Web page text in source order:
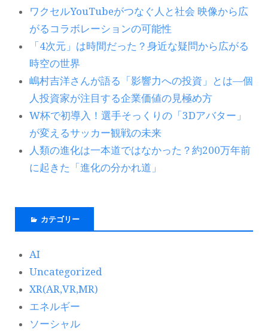
ワクセルYouTubeがつなぐ人と社会 映像から広
がるコラボレーションの可能性
「4次元」は時間だった？身近な疑問から広がる
時空の世界
嶋村吉洋さんが語る「影響力への投資」とは―個
人投資家が注目する企業価値の見極め方
W杯で初導入！選手そっくりの「3Dアバター」
が変えるサッカー観戦の未来
人類の進化は一本道ではなかった？約200万年前
に起きた「進化の分かれ道」
カテゴリー
AI
Uncategorized
XR(AR,VR,MR)
エネルギー
ソーシャル